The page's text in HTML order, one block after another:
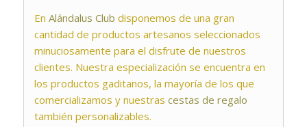
En Alándalus Club disponemos de una gran
cantidad de productos artesanos seleccionados
minuciosamente para el disfrute de nuestros
clientes. Nuestra especialización se encuentra en
los productos gaditanos, la mayoría de los que
comercializamos y nuestras cestas de regalo
también personalizables.